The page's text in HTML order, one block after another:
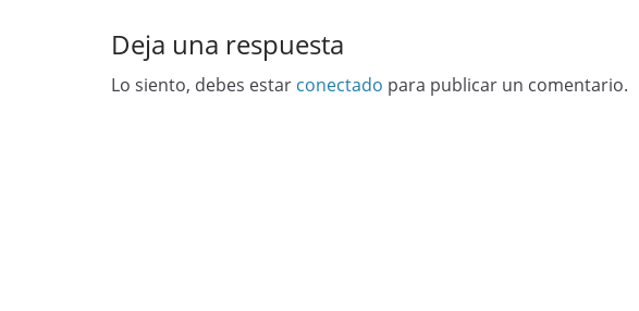
Deja una respuesta
Lo siento, debes estar conectado para publicar un comentario.